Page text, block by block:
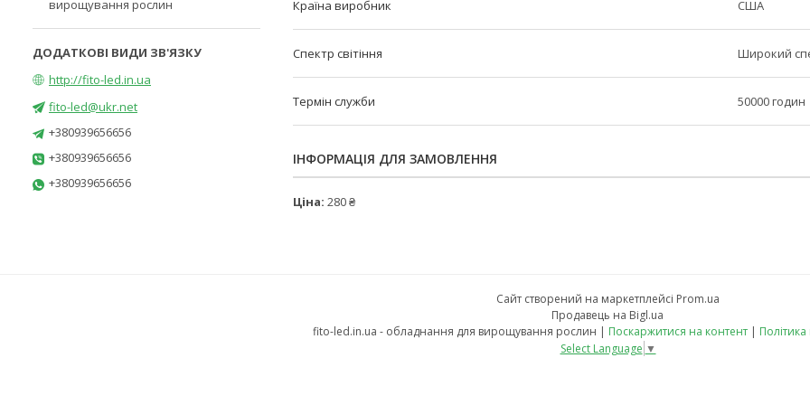
Країна виробник США
Спектр світіння Широкий
Термін служби 50000 годин
ІНФОРМАЦІЯ ДЛЯ ЗАМОВЛЕННЯ
Ціна: 280 ₴
вирощування рослин
http://fito-led.in.ua
fito-led@ukr.net
+380939656656
+380939656656
+380939656656
Сайт створений на маркетплейсі Prom.ua
Продавець на Bigl.ua
fito-led.in.ua - обладнання для вирощування рослин | Поскаржитися на контент |
Select Language ▼